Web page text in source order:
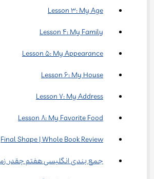
Lesson 3: My Age
Lesson 4: My Family
Lesson 5: My Appearance
Lesson 6: My House
Lesson 7: My Address
Lesson 8: My Favorite Food
Final Shape | Whole Book Review
جمع ‌بندی انگلیسی هفتم چقدر زمان می‌ برد؟